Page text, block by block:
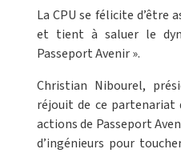
La CPU se félicite d’être
et tient à saluer le
Passeport Avenir ».
Christian Nibourel,
réjouit de ce partenariat
actions de Passeport
d’ingénieurs pour